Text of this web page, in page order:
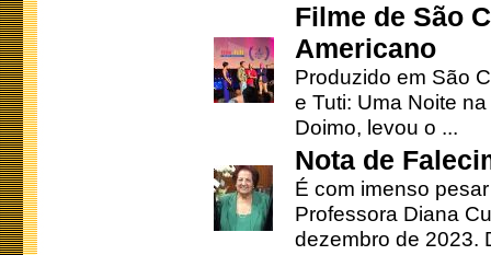
Filme de São
Americano
Produzido em São
e Tuti: Uma Noite
Doimo, levou o ...
Nota de
É com imenso
Professora Diana
dezembro de 2023.